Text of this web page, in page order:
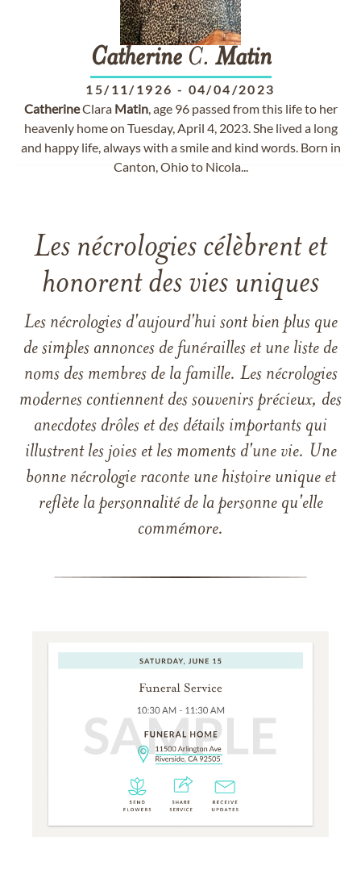
CatherineC. Matin
15/11/1926 - 04/04/2023
CatherineClara Matin, age 96 passed from this life to her
heavenly home on Tuesday, April 4, 2023. She lived a long
and happy life, always with a smile and kind words. Born in
Canton, Ohio to Nicola...
Les nécrologies célèbrent et
honorent des vies uniques
Les nécrologies d'aujourd'hui sont bien plus que
de simples annonces de funérailles et une liste de
noms des membres de la famille. Les nécrologies
modernes contiennent des souvenirs précieux, des
anecdotes drôles et des détails importants qui
illustrent les joies et les moments d'une vie. Une
bonne nécrologie raconte une histoire unique et
reflète la personnalité de la personne qu'elle
commémore.